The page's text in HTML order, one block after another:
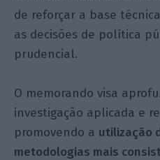
de reforçar a base
as decisões de política
prudencial.
O memorando visa
investigação aplicada e
promovendo a utilização
metodologias mais